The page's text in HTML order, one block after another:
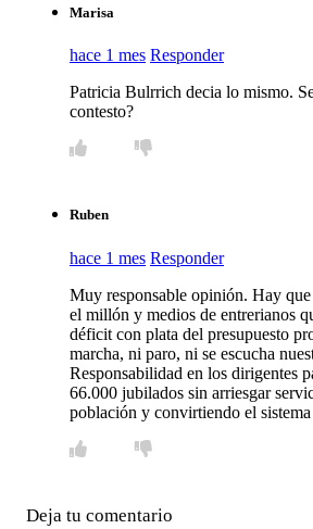
Marisa
hace 1 mes Responder
Patricia Bulrrich decia lo mismo.
contesto?
Ruben
hace 1 mes Responder
Muy responsable opinión. Hay que
el millón y medios de entrerianos
déficit con plata del presupuesto
marcha, ni paro, ni se escucha
Responsabilidad en los dirigentes
66.000 jubilados sin arriesgar
población y convirtiendo el
Deja tu comentario